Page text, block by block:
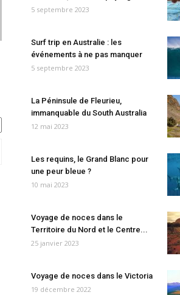
5 septembre 2023
Surf trip en Australie : les
événements à ne pas manquer
5 septembre 2023
La Péninsule de Fleurieu,
immanquable du South Australia
12 mai 2023
Les requins, le Grand Blanc pour
une peur bleue ?
10 mai 2023
Voyage de noces dans le
Territoire du Nord et le Centre...
25 janvier 2023
Voyage de noces dans le Victoria
19 décembre 2022